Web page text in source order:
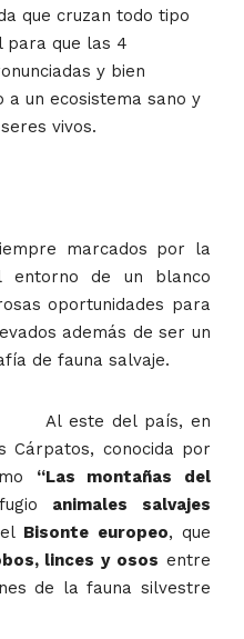
que cruzan todo tipo
para que las 4
y bien
a un ecosistema sano y
vivos.
marcados por la
entorno de un blanco
oportunidades para
además de ser un
de fauna salvaje.
​Al este del país, en
Cárpatos, conocida por
“Las montañas del
animales salvajes
Bisonte europeo, que
linces y osos entre
de la fauna silvestre